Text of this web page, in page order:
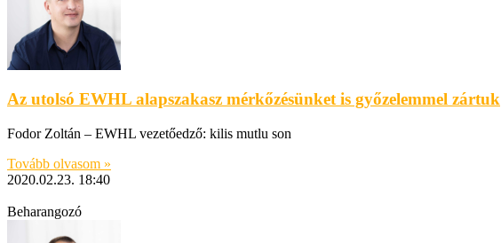
Az utolsó EWHL alapszakasz mérkőzésünket is győzelemmel zártuk
Fodor Zoltán – EWHL vezetőedző: kilis mutlu son
Tovább olvasom »
2020.02.23. 18:40
Beharangozó